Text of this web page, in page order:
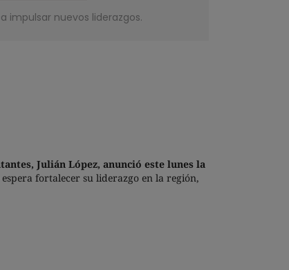
impulsar nuevos liderazgos.
Julián López, anunció este lunes la
fortalecer su liderazgo en la región,